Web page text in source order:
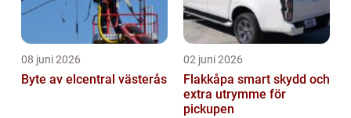
08 juni 2026
Byte av elcentral västerås
02 juni 2026
Flakkåpa smart skydd och
extra utrymme för
pickupen